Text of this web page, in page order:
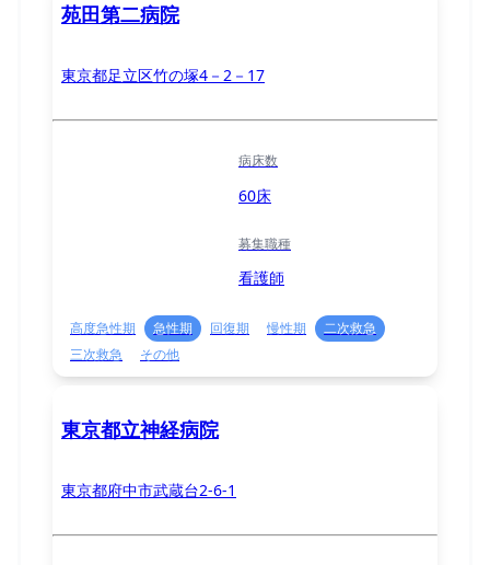
苑田第二病院
東京都足立区竹の塚4－2－17
病床数
60床
募集職種
看護師
高度急性期 急性期 回復期 慢性期
二次救急
三次救急
その他
東京都立神経病院
東京都府中市武蔵台2-6-1